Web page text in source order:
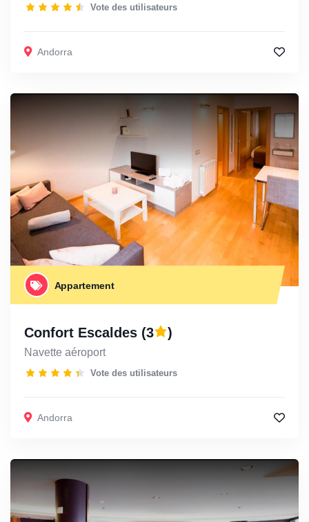
Vote des utilisateurs
Andorra
Appartement
Confort Escaldes (3 )
Navette aéroport
Vote des utilisateurs
Andorra